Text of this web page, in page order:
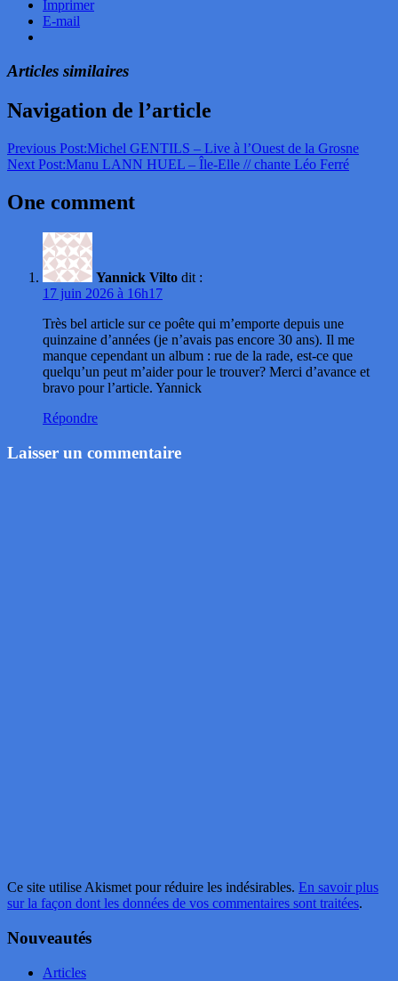
Imprimer
E-mail
Articles similaires
Navigation de l’article
Previous Post:Michel GENTILS – Live à l’Ouest de la Grosne
Next Post:Manu LANN HUEL – Île-Elle // chante Léo Ferré
One comment
Yannick Vilto dit :
17 juin 2026 à 16h17
Très bel article sur ce poête qui m’emporte depuis une
quinzaine d’années (je n’avais pas encore 30 ans). Il me
manque cependant un album : rue de la rade, est-ce que
quelqu’un peut m’aider pour le trouver? Merci d’avance et
bravo pour l’article. Yannick
Répondre
Laisser un commentaire
Ce site utilise Akismet pour réduire les indésirables. En savoir plus
sur la façon dont les données de vos commentaires sont traitées.
Nouveautés
Articles